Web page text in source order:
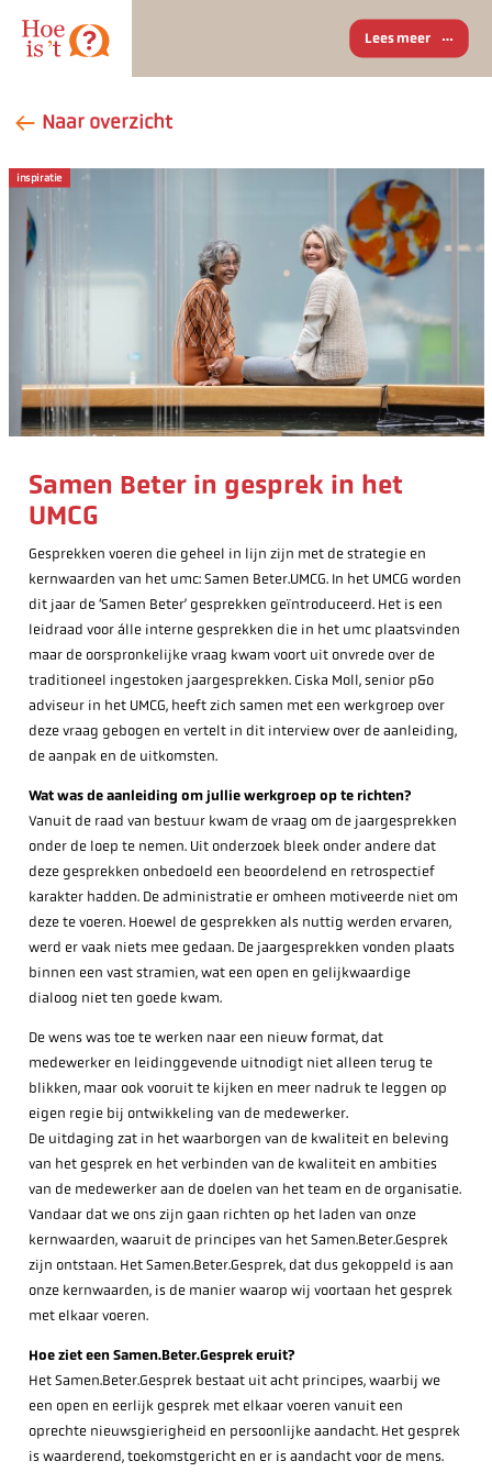
Lees meer
Naar overzicht
inspiratie
Samen Beter in gesprek in het
UMCG
Gesprekken voeren die geheel in lijn zijn met de strategie en
kernwaarden van het umc: Samen Beter.UMCG. In het UMCG worden
dit jaar de ‘Samen Beter’ gesprekken geïntroduceerd. Het is een
leidraad voor álle interne gesprekken die in het umc plaatsvinden
maar de oorspronkelijke vraag kwam voort uit onvrede over de
traditioneel ingestoken jaargesprekken. Ciska Moll, senior p&o
adviseur in het UMCG, heeft zich samen met een werkgroep over
deze vraag gebogen en vertelt in dit interview over de aanleiding,
de aanpak en de uitkomsten.
Wat was de aanleiding om jullie werkgroep op te richten?
Vanuit de raad van bestuur kwam de vraag om de jaargesprekken
onder de loep te nemen. Uit onderzoek bleek onder andere dat
deze gesprekken onbedoeld een beoordelend en retrospectief
karakter hadden. De administratie er omheen motiveerde niet om
deze te voeren. Hoewel de gesprekken als nuttig werden ervaren,
werd er vaak niets mee gedaan. De jaargesprekken vonden plaats
binnen een vast stramien, wat een open en gelijkwaardige
dialoog niet ten goede kwam.
De wens was toe te werken naar een nieuw format, dat
medewerker en leidinggevende uitnodigt niet alleen terug te
blikken, maar ook vooruit te kijken en meer nadruk te leggen op
eigen regie bij ontwikkeling van de medewerker.
De uitdaging zat in het waarborgen van de kwaliteit en beleving
van het gesprek en het verbinden van de kwaliteit en ambities
van de medewerker aan de doelen van het team en de organisatie.
Vandaar dat we ons zijn gaan richten op het laden van onze
kernwaarden, waaruit de principes van het Samen.Beter.Gesprek
zijn ontstaan. Het Samen.Beter.Gesprek, dat dus gekoppeld is aan
onze kernwaarden, is de manier waarop wij voortaan het gesprek
met elkaar voeren.
Hoe ziet een Samen.Beter.Gesprek eruit?
Het Samen.Beter.Gesprek bestaat uit acht principes, waarbij we
een open en eerlijk gesprek met elkaar voeren vanuit een
oprechte nieuwsgierigheid en persoonlijke aandacht. Het gesprek
is waarderend, toekomstgericht en er is aandacht voor de mens.